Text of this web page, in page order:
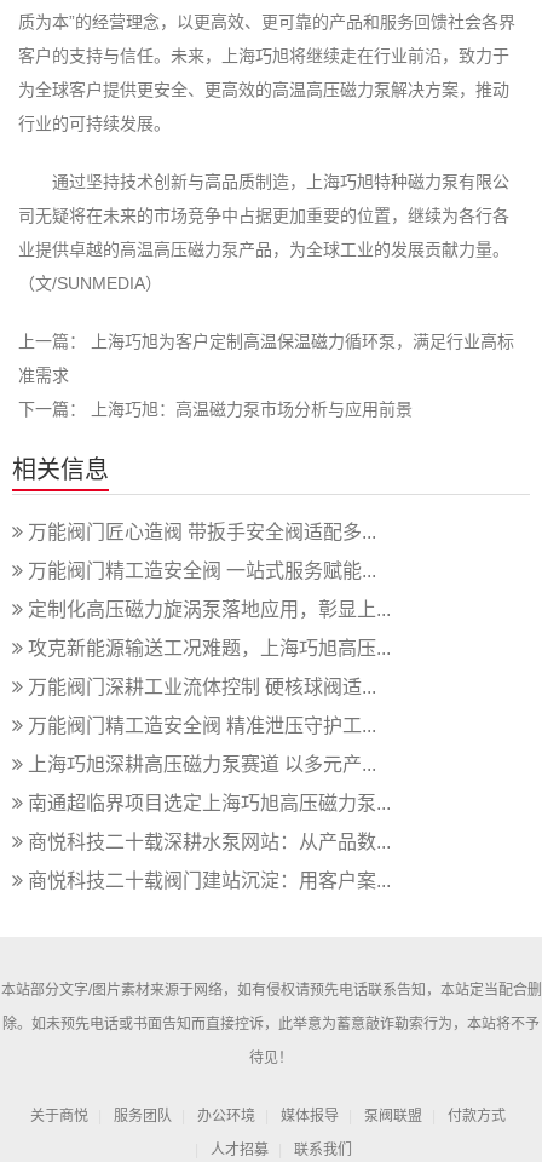
质为本”的经营理念，以更高效、更可靠的产品和服务回馈社会各界
客户的支持与信任。未来，上海巧旭将继续走在行业前沿，致力于
为全球客户提供更安全、更高效的高温高压磁力泵解决方案，推动
行业的可持续发展。
通过坚持技术创新与高品质制造，上海巧旭特种磁力泵有限公
司无疑将在未来的市场竞争中占据更加重要的位置，继续为各行各
业提供卓越的高温高压磁力泵产品，为全球工业的发展贡献力量。
（文/SUNMEDIA）
上一篇：
上海巧旭为客户定制高温保温磁力循环泵，满足行业高标
准需求
下一篇：
上海巧旭：高温磁力泵市场分析与应用前景
相关信息
万能阀门匠心造阀 带扳手安全阀适配多...
万能阀门精工造安全阀 一站式服务赋能...
定制化高压磁力旋涡泵落地应用，彰显上...
攻克新能源输送工况难题，上海巧旭高压...
万能阀门深耕工业流体控制 硬核球阀适...
万能阀门精工造安全阀 精准泄压守护工...
上海巧旭深耕高压磁力泵赛道 以多元产...
南通超临界项目选定上海巧旭高压磁力泵...
商悦科技二十载深耕水泵网站：从产品数...
商悦科技二十载阀门建站沉淀：用客户案...
本站部分文字/图片素材来源于网络，如有侵权请预先电话联系告知，本站定当配合删
除。如未预先电话或书面告知而直接控诉，此举意为蓄意敲诈勒索行为，本站将不予
待见！
关于商悦 服务团队 办公环境 媒体报导 泵阀联盟
付款方式
人才招募
联系我们